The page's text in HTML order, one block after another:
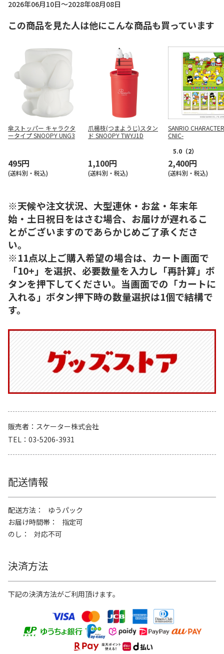
2026年06月10日～2028年08月08日
この商品を見た人は他にこんな商品も買っています
傘ストッパー キャラクタ
ータイプ SNOOPY UNG3
495円
(送料別・税込)
爪楊枝(つまようじ)スタン
ド SNOOPY TWYJ1D
1,100円
(送料別・税込)
SANRIO
CNIC-
5.0 （2）
2,400円
(送料別・税込)
※天候や注文状況、大型連休・お盆・年末年
始・土日祝日をはさむ場合、お届けが遅れるこ
とがございますのであらかじめご了承くださ
い。
※11点以上ご購入希望の場合は、カート画面で
「10+」を選択、必要数量を入力し「再計算」ボ
タンを押下してください。当画面での「カートに
入れる」ボタン押下時の数量選択は1個で結構で
す。
販売者
スケーター株式会社
TEL
03-5206-3931
配送情報
配送方法
ゆうパック
お届け時間帯
指定可
のし
対応不可
決済方法
下記の決済方法がご利用頂けます。